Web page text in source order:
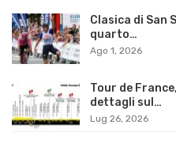
Clasica di San
quarto…
Ago 1, 2026
Tour de
dettagli sul…
Lug 26, 2026